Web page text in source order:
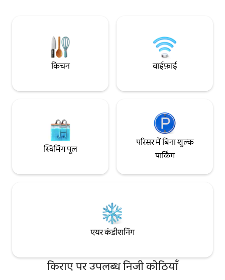
पर है और भीड़-भाड़ से दूर है।
रोज़मर्रा की सुविधाओं
किचन वाईफ़ाई
स्विमिंग पूल
परिसर में बिना शुल्क
पार्किंग
एयर कंडीशनिंग
किराए पर उपलब्ध निजी कोठियाँ